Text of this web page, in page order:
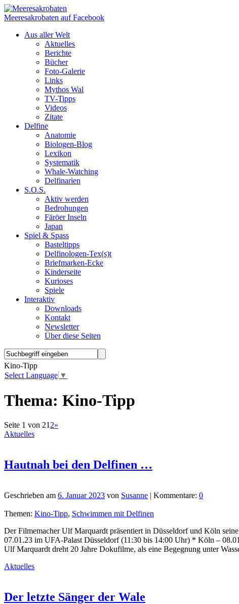
Meeresakrobaten auf Facebook
Aus aller Welt
Aktuelles
Berichte
Bücher
Foto-Galerie
Links
Mythos Wal
TV-Tipps
Videos
Zitate
Delfine
Anatomie
Biologen-Blog
Lexikon
Systematik
Whale-Watching
Delfinarien
S.O.S.
Aktiv werden
Bedrohungen
Färöer Inseln
Japan
Spiel & Spass
Basteltipps
Delfinologen-Tex(s)t
Briefmarken-Ecke
Kinderseite
Kurioses
Spiele
Interaktiv
Downloads
Kontakt
Newsletter
Über diese Seiten
Kino-Tipp
Select Language ▼
Thema: Kino-Tipp
Seite 1 von 21 2»
Aktuelles
Hautnah bei den Delfinen …
Geschrieben am 6. Januar 2023 von Susanne | Kommentare: 0
Themen: Kino-Tipp, Schwimmen mit Delfinen
Der Filmemacher Ulf Marquardt präsentiert in Düsseldorf und Köln
07.01.23 im UFA-Palast Düsseldorf (11:30 bis 14:00 Uhr) * Köln –
Ulf Marquardt dreht 20 Jahre Dokufilme, als eine Begegnung unter
Aktuelles
Der letzte Sänger der Wale